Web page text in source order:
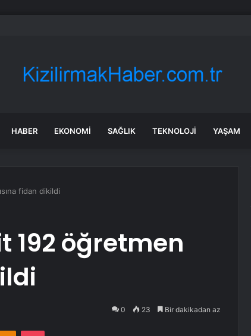
ve Kozağaç içme suyu hatları yenileniyor
HABER EKONOMI SAĞLIK TEKNOLOJI YAŞAM
fidan dikildi
192 öğretmen
0 23 Bir dakikadan az
Odnoklassniki
Pocket